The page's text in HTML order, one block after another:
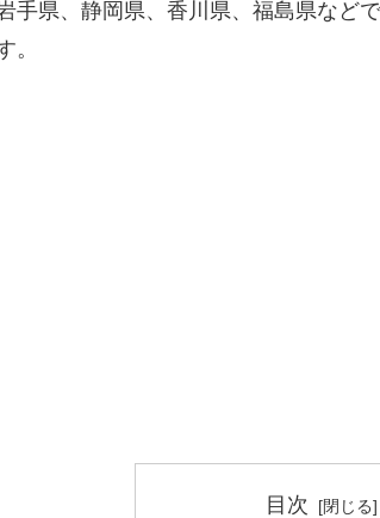
手県、静岡県、香川県、福島県など
。
目次